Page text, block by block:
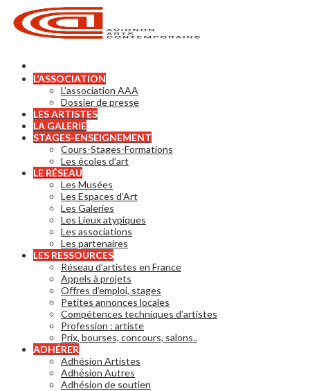
L’ASSOCIATION
L’association AAA
Dossier de presse
LES ARTISTES
LA GALERIE
STAGES-ENSEIGNEMENT
Cours-Stages-Formations
Les écoles d’art
LE RÉSEAU
Les Musées
Les Espaces d’Art
Les Galeries
Les Lieux atypiques
Les associations
Les partenaires
LES RESSOURCES
Réseau d’artistes en France
Appels à projets
Offres d’emploi, stages
Petites annonces locales
Compétences techniques d’artistes
Profession : artiste
Prix, bourses, concours, salons..
ADHÉRER
Adhésion Artistes
Adhésion Autres
Adhésion de soutien